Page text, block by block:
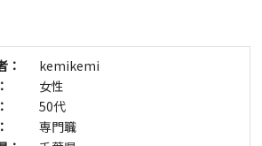
：
kemikemi
女性
50代
専門職